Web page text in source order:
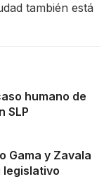
también está
humano de
SLP
Gama y Zavala
legislativo